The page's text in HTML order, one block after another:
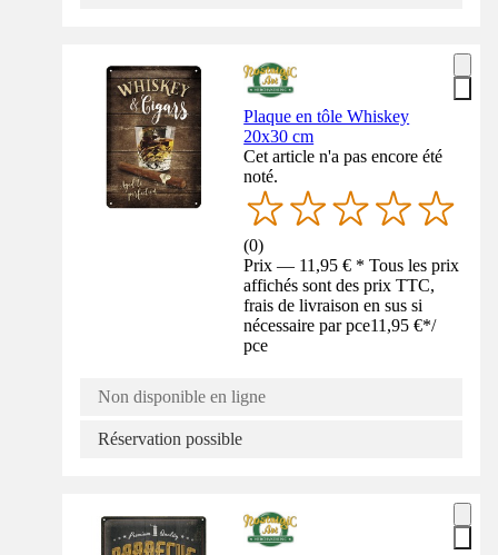
Plaque en tôle Whiskey
20x30 cm
Cet article n'a pas encore été
noté.
(0)
Prix — 11,95 € * Tous les prix
affichés sont des prix TTC,
frais de livraison en sus si
nécessaire par pce11,95 €*/
pce
Non disponible en ligne
Réservation possible